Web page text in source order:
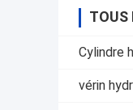
TOUS
Cylindre
vérin